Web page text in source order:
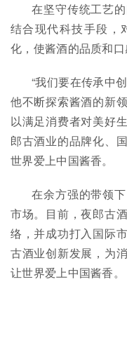
在坚守传统工艺
结合现代科技手段，
化，使酱酒的品质和口
“我们要在传承中
他不断探索酱酒的新
以满足消费者对美好
郎古酒业的品牌化、
世界爱上中国酱香。
在余方强的带领
市场。目前，夜郎古
络，并成功打入国际
古酒业创新发展，为
让世界爱上中国酱香。